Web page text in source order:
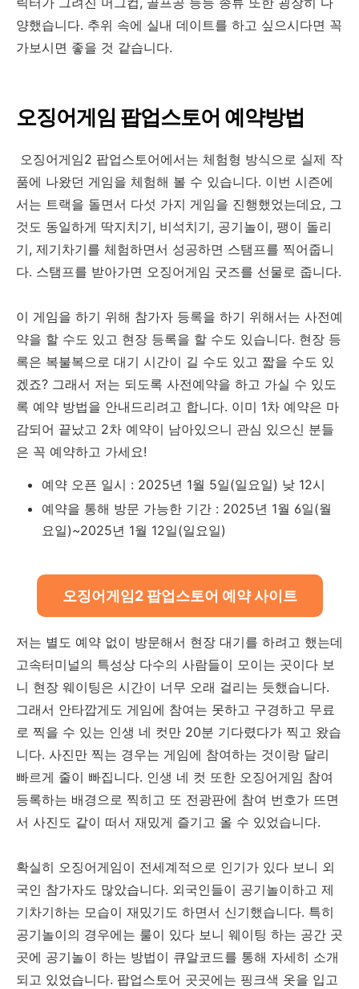
양했습니다. 추위 속에 실내 데이트를 하고 싶으시다면 꼭
가보시면 좋을 것 같습니다.
오징어게임 팝업스토어 예약방법
오징어게임2 팝업스토어에서는 체험형 방식으로 실제 작
품에 나왔던 게임을 체험해 볼 수 있습니다. 이번 시즌에
서는 트랙을 돌면서 다섯 가지 게임을 진행했었는데요, 그
것도 동일하게 딱지치기, 비석치기, 공기놀이, 팽이 돌리
기, 제기차기를 체험하면서 성공하면 스탬프를 찍어줍니
다. 스탬프를 받아가면 오징어게임 굿즈를 선물로 줍니다.
이 게임을 하기 위해 참가자 등록을 하기 위해서는 사전예
약을 할 수도 있고 현장 등록을 할 수도 있습니다. 현장 등
록은 복불복으로 대기 시간이 길 수도 있고 짧을 수도 있
겠죠? 그래서 저는 되도록 사전예약을 하고 가실 수 있도
록 예약 방법을 안내드리려고 합니다. 이미 1차 예약은 마
감되어 끝났고 2차 예약이 남아있으니 관심 있으신 분들
은 꼭 예약하고 가세요!
예약 오픈 일시 : 2025년 1월 5일(일요일) 낮 12시
예약을 통해 방문 가능한 기간 : 2025년 1월 6일(월
요일)~2025년 1월 12일(일요일)
오징어게임2 팝업스토어 예약 사이트
저는 별도 예약 없이 방문해서 현장 대기를 하려고 했는데
고속터미널의 특성상 다수의 사람들이 모이는 곳이다 보
니 현장 웨이팅은 시간이 너무 오래 걸리는 듯했습니다.
그래서 안타깝게도 게임에 참여는 못하고 구경하고 무료
로 찍을 수 있는 인생 네 컷만 20분 기다렸다가 찍고 왔습
니다. 사진만 찍는 경우는 게임에 참여하는 것이랑 달리
빠르게 줄이 빠집니다. 인생 네 컷 또한 오징어게임 참여
등록하는 배경으로 찍히고 또 전광판에 참여 번호가 뜨면
서 사진도 같이 떠서 재밌게 즐기고 올 수 있었습니다.
확실히 오징어게임이 전세계적으로 인기가 있다 보니 외
국인 참가자도 많았습니다. 외국인들이 공기놀이하고 제
기차기하는 모습이 재밌기도 하면서 신기했습니다. 특히
공기놀이의 경우에는 룰이 있다 보니 웨이팅 하는 공간 곳
곳에 공기놀이 하는 방법이 큐알코드를 통해 자세히 소개
되고 있었습니다. 팝업스토어 곳곳에는 핑크색 옷을 입고